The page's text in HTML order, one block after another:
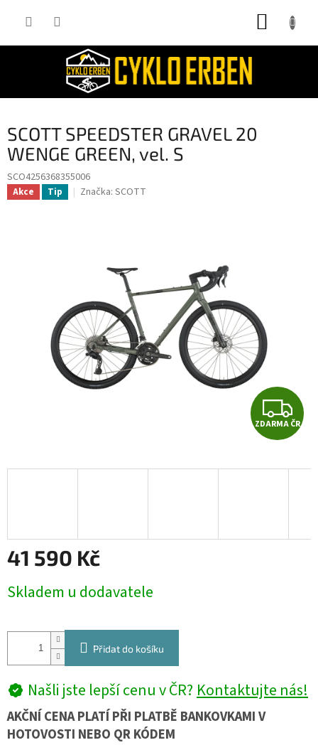
SCOTT SPEEDSTER GRAVEL 20
WENGE GREEN, vel. S
SCO4256368355006
Akce Tip Značka: SCOTT
Z
D
A
ZDARMA ČR
41 590 Kč
cena:
Skladem u dodavatele
Přidat do košíku
Našli jste lepší cenu v ČR?Kontaktujte nás!
AKČNÍ CENA PLATÍ PŘI PLATBĚ BANKOVKAMI V
HOTOVOSTI NEBO QR KÓDEM